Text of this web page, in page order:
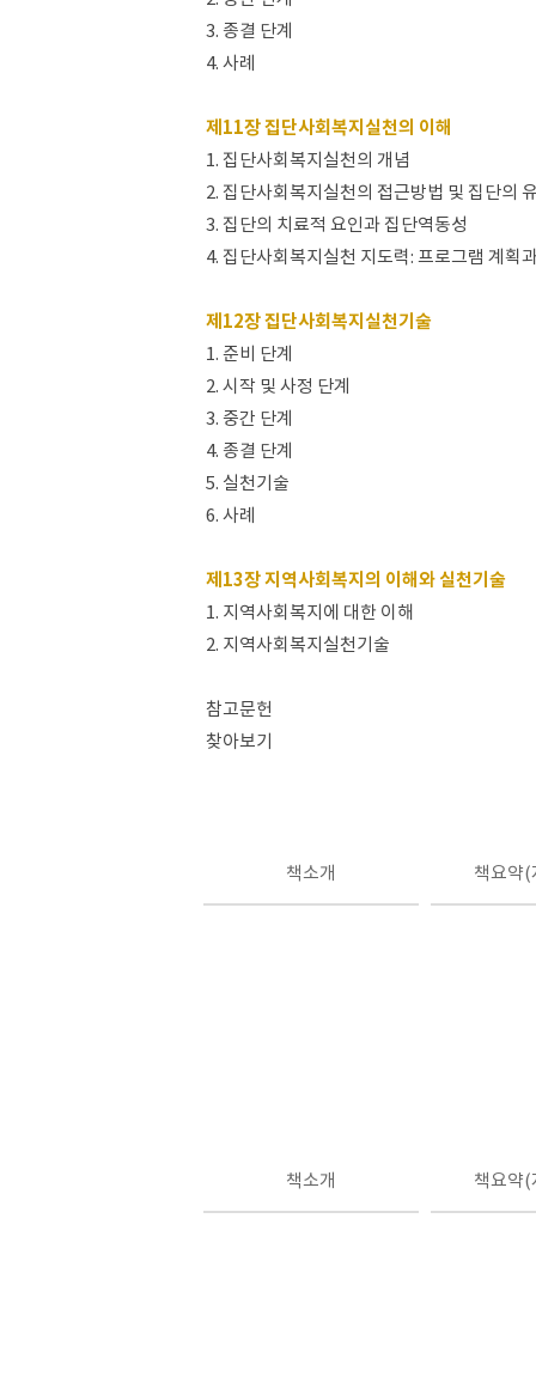
3. 종결 단계
4. 사례
제11장 집단사회복지실천의 이해
1. 집단사회복지실천의 개념
2. 집단사회복지실천의 접근방법 및 집단의
3. 집단의 치료적 요인과 집단역동성
4. 집단사회복지실천 지도력: 프로그램 계획
제12장 집단사회복지실천기술
1. 준비 단계
2. 시작 및 사정 단계
3. 중간 단계
4. 종결 단계
5. 실천기술
6. 사례
제13장 지역사회복지의 이해와 실천기술
1. 지역사회복지에 대한 이해
2. 지역사회복지실천기술
참고문헌
찾아보기
책소개 책요약(
책소개 책요약(